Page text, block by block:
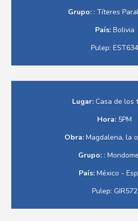
Grupo: : Títeres
País:Bolivia
Pulep: EST634
Lugar: Casa de los
Hora: 5PM
Obra:Magdalena, la
Grupo: :
País: México -
Pulep: GIR572